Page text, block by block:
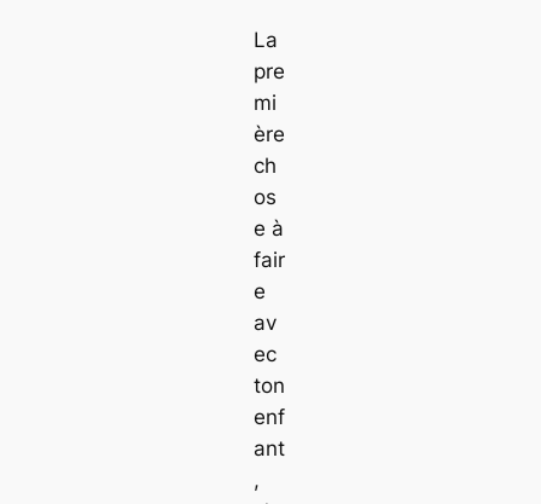
La
pre
mi
ère
ch
os
e à
fair
e
av
ec
ton
enf
ant
,